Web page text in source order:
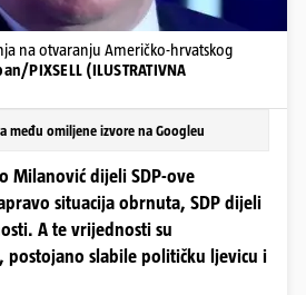
na otvaranju Američko-hrvatskog
PIXSELL (ILUSTRATIVNA
među omiljene izvore na Googleu
Milanović dijeli SDP-ove
situacija obrnuta, SDP dijeli
A te vrijednosti su
postojano slabile političku ljevicu i